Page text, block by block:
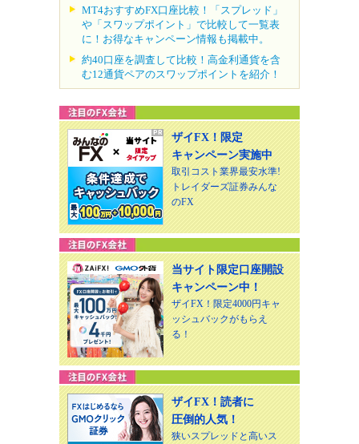
MT4おすすめFX口座比較！「スプレッド」
や「スワップポイント」で比較して一覧表
に！お得なキャンペーン情報も掲載中。
約40口座を調査して比較！高金利通貨を含
む12通貨ペアのスワップポイントを紹介！
ザイFX！限定
キャンペーン実施中
取引コスト業界最安水準!
トレイダーズ証券みんな
のFX
当サイト限定口座開設
キャンペーン中！
ザイFX！限定4000円キャ
ッシュバックがもらえ
る！
ザイFX！読者に
圧倒的人気！
狭いスプレッドと高いス